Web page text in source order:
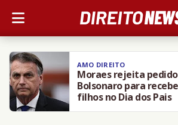
AMO DIREITO
Moraes rejeita
Bolsonaro para
filhos no Dia dos Pais